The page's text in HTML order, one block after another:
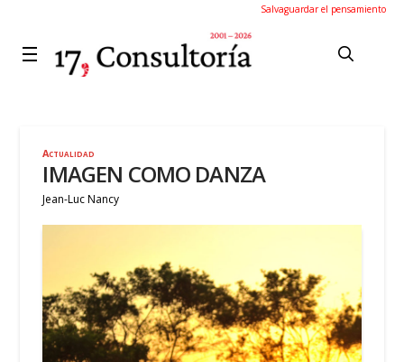
Salvaguardar el pensamiento
Actualidad
IMAGEN COMO DANZA
Jean-Luc Nancy